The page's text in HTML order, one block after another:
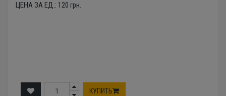
ЦЕНА ЗА ЕД.: 120 грн.
КУПИТЬ